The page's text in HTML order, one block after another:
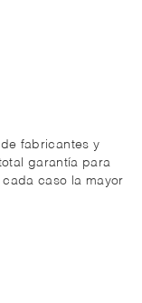
fabricantes y
garantía para
caso la mayor